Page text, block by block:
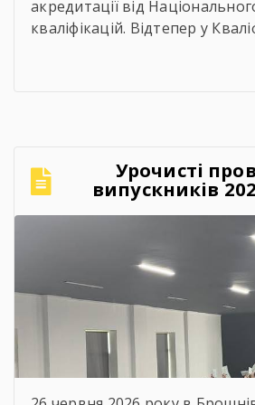
акредитації від
кваліфікацій. Відтепер у
професійні кваліфікації, що
можуть пройти оцінювання
державне визнання своєї
Урочисті
випускників